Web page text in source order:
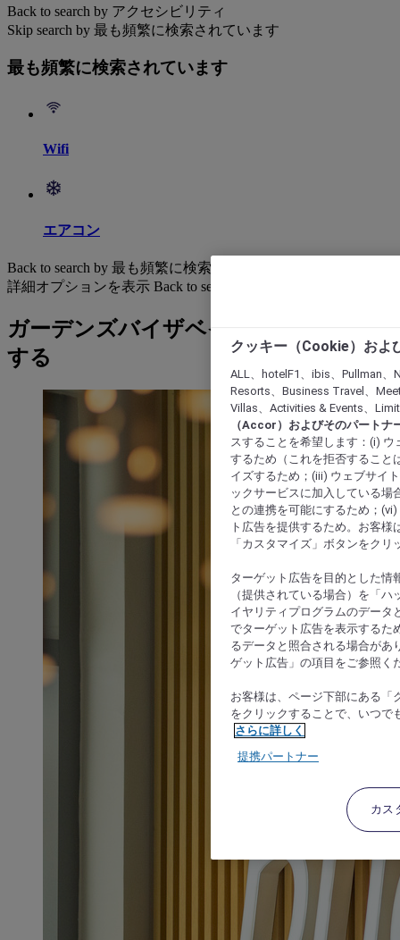
Back to search by アクセシビリティ
Skip search by 最も頻繁に検索されています
最も頻繁に検索されています
Wifi
エアコン
Back to search by 最も頻繁に検索されています
詳細オプションを表示 Back to search by categories
ガーデンズバイザベイ: ホテルを検索
する
クッキー（Cookie）およ
ALL、hotelF1、ibis、Pullman
Resorts、Business Travel、
Villas、Activities & Events、
（Accor）およびそのパートナ
スすることを希望します：(i)
するため（これを拒否すること
イズするため；(iii) ウェブサイ
ックサービスに加入している場
との連携を可能にするため；
ト広告を提供するため。お客
「カスタマイズ」ボタンをク
ターゲット広告を目的とした情
（提供されている場合）を「
イヤリティプログラムのデータ
でターゲット広告を表示するた
るデータと照合される場合があ
ゲット広告」の項目をご参照く
お客様は、ページ下部にある「
をクリックすることで、いつで
さらに詳しく
提携パートナー
カス